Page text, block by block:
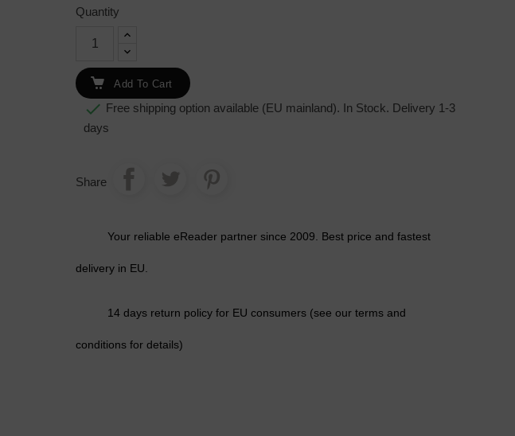
Quantity
Add To Cart
 Free shipping option available (EU mainland). In Stock. Delivery 1-3
days
Share
Your reliable eReader partner since 2009. Best price and fastest
delivery in EU.
14 days return policy for EU consumers (see our terms and
conditions for details)